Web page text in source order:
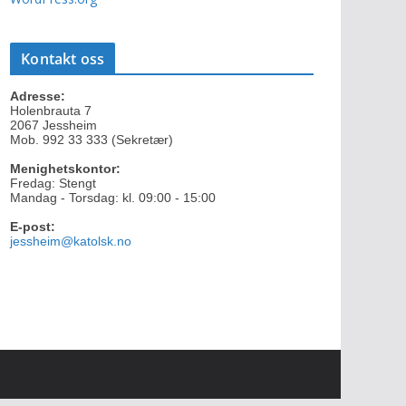
Kontakt oss
Adresse:
Holenbrauta 7
2067 Jessheim
Mob. 992 33 333 (Sekretær)
Menighetskontor:
Fredag: Stengt
Mandag - Torsdag: kl. 09:00 - 15:00
E-post:
jessheim@katolsk.no